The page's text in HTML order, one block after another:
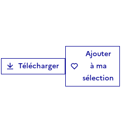
Télécharger
Ajouter
à ma
sélection